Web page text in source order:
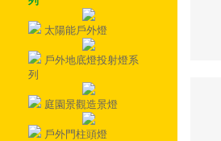
太陽能戶外燈
戶外地底燈投射燈系
列
庭園景觀造景燈
戶外門柱頭燈